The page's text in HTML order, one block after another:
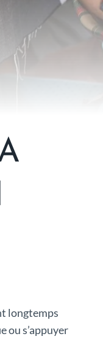
longtemps
ou s’appuyer